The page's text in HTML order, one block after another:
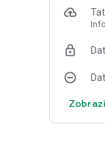
Nikdy
umožní
Detailní